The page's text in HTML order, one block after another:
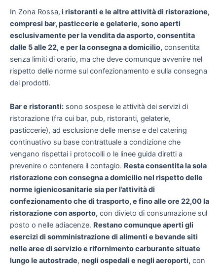
In Zona Rossa, i ristoranti e le altre attività di ristorazione,
compresi bar, pasticcerie e gelaterie, sono aperti
esclusivamente per la vendita da asporto, consentita
dalle 5 alle 22, e per la consegna a domicilio, consentita
senza limiti di orario, ma che deve comunque avvenire nel
rispetto delle norme sul confezionamento e sulla consegna
dei prodotti.
Bar e ristoranti: sono sospese le attività dei servizi di
ristorazione (fra cui bar, pub, ristoranti, gelaterie,
pasticcerie), ad esclusione delle mense e del catering
continuativo su base contrattuale a condizione che
vengano rispettai i protocolli o le linee guida diretti a
prevenire o contenere il contagio. Resta consentita la sola
ristorazione con consegna a domicilio nel rispetto delle
norme igienicosanitarie sia per l’attività di
confezionamento che di trasporto, e fino alle ore 22,00 la
ristorazione con asporto, con divieto di consumazione sul
posto o nelle adiacenze. Restano comunque aperti gli
esercizi di somministrazione di alimenti e bevande siti
nelle aree di servizio e rifornimento carburante situate
lungo le autostrade, negli ospedali e negli aeroporti, con